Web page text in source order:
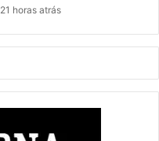
21 horas atrás